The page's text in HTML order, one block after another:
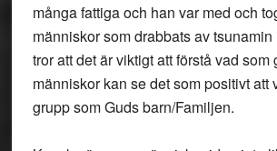
många fattiga och han var med och
människor som drabbats av
tror att det är viktigt att förstå vad som
människor kan se det som positivt att
grupp som Guds barn/Familjen.